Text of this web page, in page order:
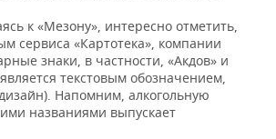
к «Мезону», интересно отметить,
сервиса «Картотека», компании
знаки, в частности, «Акдов» и
текстовым обозначением,
Напомним, алкогольную
названиями выпускает